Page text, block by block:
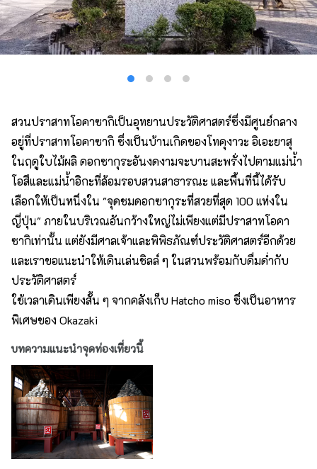
สวนปราสาทโอคาซากิเป็นอุทยานประวัติศาสตร์ซึ่งมีศูนย์กลาง
อยู่ที่ปราสาทโอคาซากิ ซึ่งเป็นบ้านเกิดของโทคุงาวะ อิเอะยาสุ
ในฤดูใบไม้ผลิ ดอกซากุระอันงดงามจะบานสะพรั่งไปตามแม่น้ำ
โอสึและแม่น้ำอิกะที่ล้อมรอบสวนสาธารณะ และพื้นที่นี้ได้รับ
เลือกให้เป็นหนึ่งใน "จุดชมดอกซากุระที่สวยที่สุด 100 แห่งใน
ญี่ปุ่น" ภายในบริเวณอันกว้างใหญ่ไม่เพียงแต่มีปราสาทโอคา
ซากิเท่านั้น แต่ยังมีศาลเจ้าและพิพิธภัณฑ์ประวัติศาสตร์อีกด้วย
และเราขอแนะนำให้เดินเล่นชิลล์ ๆ ในสวนพร้อมกับดื่มด่ำกับ
ประวัติศาสตร์
ใช้เวลาเดินเพียงสั้น ๆ จากคลังเก็บ Hatcho miso ซึ่งเป็นอาหาร
พิเศษของ Okazaki
บทความแนะนำจุดท่องเที่ยวนี้